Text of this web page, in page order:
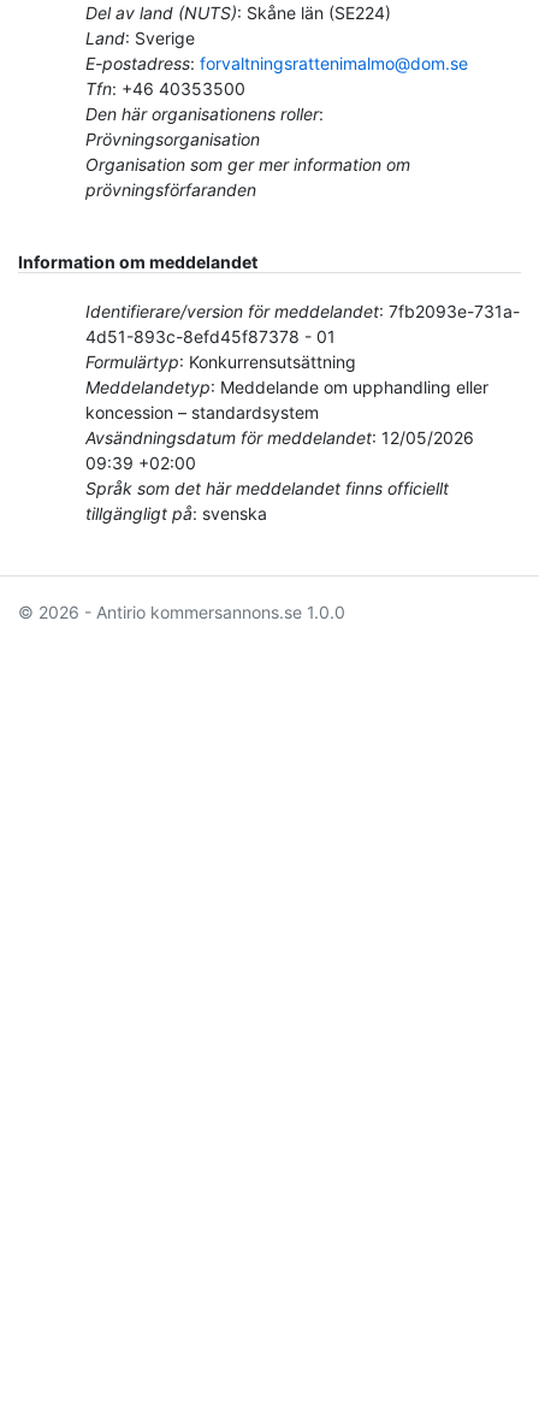
Del av land (NUTS): Skåne län (SE224)
Land: Sverige
E-postadress: forvaltningsrattenimalmo@dom.se
Tfn: +46 40353500
Den här organisationens roller:
Prövningsorganisation
Organisation som ger mer information om
prövningsförfaranden
Information om meddelandet
Identifierare/version för meddelandet: 7fb2093e-731a-
4d51-893c-8efd45f87378 - 01
Formulärtyp: Konkurrensutsättning
Meddelandetyp: Meddelande om upphandling eller
koncession – standardsystem
Avsändningsdatum för meddelandet: 12/05/2026
09:39 +02:00
Språk som det här meddelandet finns officiellt
tillgängligt på: svenska
© 2026 - Antirio kommersannons.se 1.0.0